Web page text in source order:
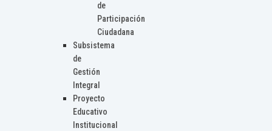
de
Participación
Ciudadana
Subsistema
de
Gestión
Integral
Proyecto
Educativo
Institucional